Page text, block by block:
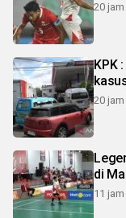
20 jam
KPK
20 jam
di
11